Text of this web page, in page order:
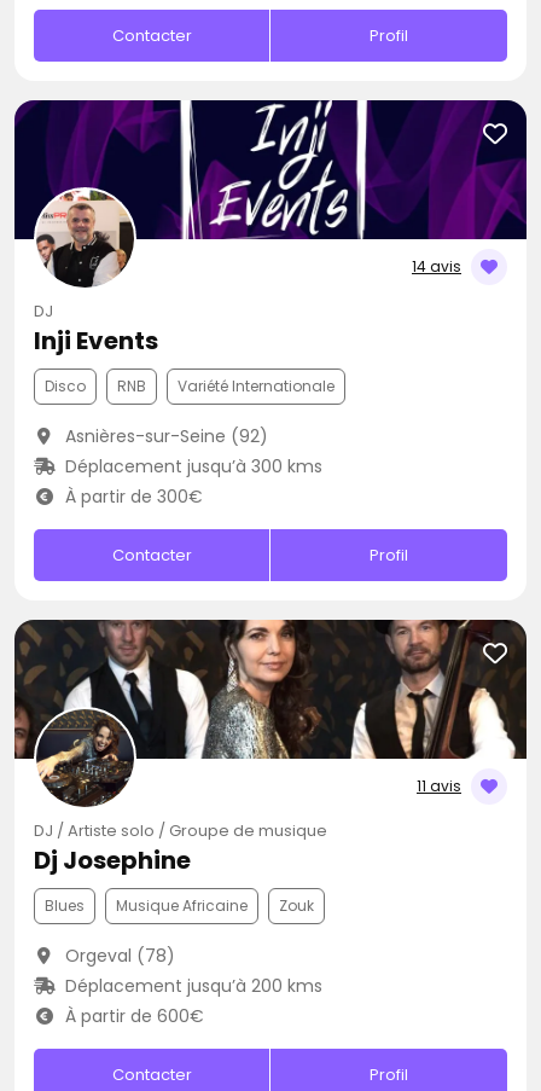
Contacter Profil
14 avis
DJ
Inji Events
Disco RNB Variété Internationale
Asnières-sur-Seine (92)
Déplacement jusqu’à 300 kms
À partir de 300€
Contacter Profil
11 avis
DJ / Artiste solo / Groupe de musique
Dj Josephine
Blues Musique Africaine Zouk
Orgeval (78)
Déplacement jusqu’à 200 kms
À partir de 600€
Contacter Profil